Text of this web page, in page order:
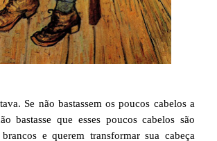
Se não bastassem os poucos cabelos a
bastasse que esses poucos cabelos são
e querem transformar sua cabeça